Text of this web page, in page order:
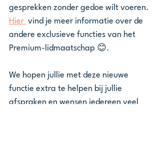
gesprekken zonder gedoe wilt voeren.
Hier vind je meer informatie over de
andere exclusieve functies van het
Premium-lidmaatschap 😊.
We hopen jullie met deze nieuwe
functie extra te helpen bij jullie
afspraken en wensen iedereen veel